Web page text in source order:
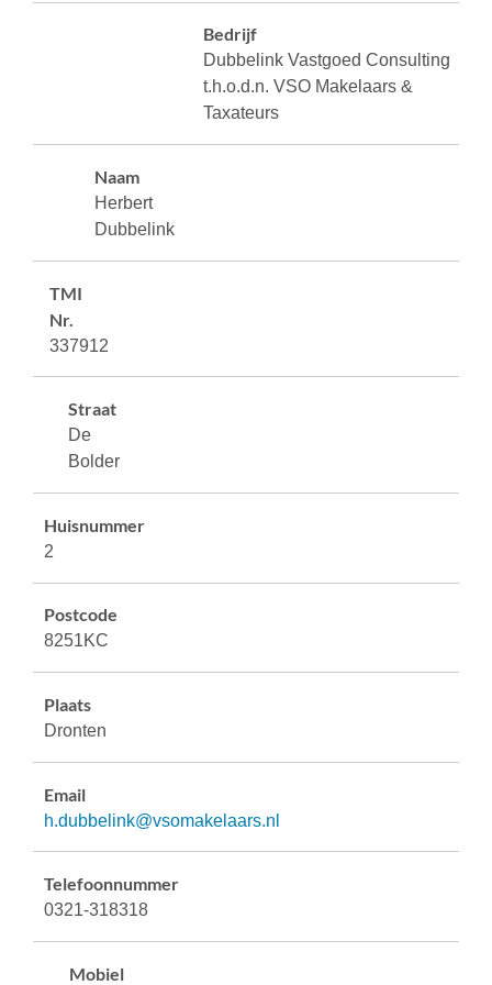
Bedrijf
Dubbelink Vastgoed Consulting
t.h.o.d.n. VSO Makelaars &
Taxateurs
Naam
Herbert
Dubbelink
TMI
Nr.
337912
Straat
De
Bolder
Huisnummer
2
Postcode
8251KC
Plaats
Dronten
Email
h.dubbelink@vsomakelaars.nl
Telefoonnummer
0321-318318
Mobiel